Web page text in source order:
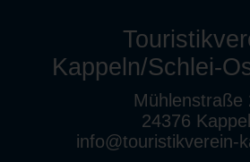
Kappeln/Schlei-
Mühlenstraße
24376
info@touristikverein-